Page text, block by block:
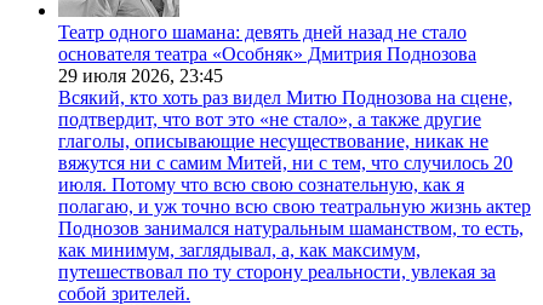
Театр одного шамана: девять дней назад не стало
основателя театра «Особняк» Дмитрия Поднозова
29 июля 2026, 23:45
Всякий, кто хоть раз видел Митю Поднозова на сцене,
подтвердит, что вот это «не стало», а также другие
глаголы, описывающие несуществование, никак не
вяжутся ни с самим Митей, ни с тем, что случилось 20
июля. Потому что всю свою сознательную, как я
полагаю, и уж точно всю свою театральную жизнь актер
Поднозов занимался натуральным шаманством, то есть,
как минимум, заглядывал, а, как максимум,
путешествовал по ту сторону реальности, увлекая за
собой зрителей.